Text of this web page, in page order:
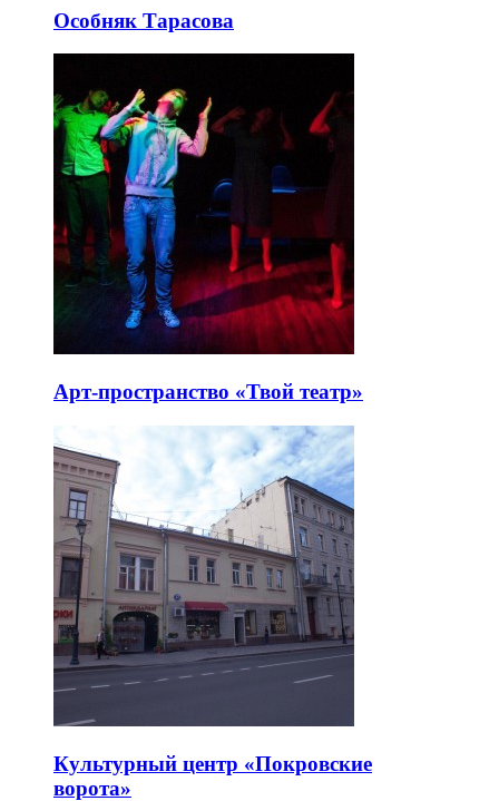
Особняк Тарасова
Арт-пространство «Твой театр»
Культурный центр «Покровские
ворота»